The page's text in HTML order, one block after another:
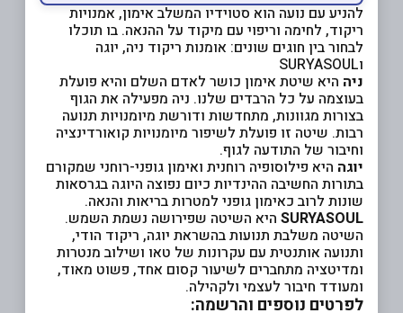
להניע עם נועה הוא סטוידיו המשלב אימון, אמנויות
ריקוד, לחימה וריפוי עם מיקוד על ההנאה. בו תוכלו
לבחור בין חוגים שונים: אומנות ריקוד ניה, יוגה
וSURYASOUL
ניה היא שיטת אימון כושר לאדם השלם והיא פועלת
בעוצמה על כל הרבדים שלנו. ניה מפעילה את הגוף
בצורות מגוונות, מתחדשות ודורשת מיומנויות תנועה
רבות. שיטה זו פועלת לשיפור מיומנויות קואורדינציה
וחיבור של התודעה לגוף.
יוגה היא פילוסופיה רוחנית ואימון גופני-רוחני שמקורם
בתורות החשיבה ההינדיות כיום נפוצה היוגה בגרסאות
שונות לרוב כאימון גופני למטרות בריאות והנאה.
SURYASOUL היא השיטה שפירושה נשמת השמש.
השיטה משלבת תנועות בהשראת יוגה, ריקוד הודי,
ותנועה אותנטית עם עקרונות של טאו ושילוב מנטרות
ומדיטציה מתחברים לשיעור קסום אחד, פשוט מאוד,
ומעודד חיבור לעצמי ולקהילה.
לפרטים נוספים והרשמה: